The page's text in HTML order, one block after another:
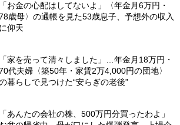
「お金の心配はしてないよ」〈年金月6万円・
歳母〉の通帳を見た53歳息子、予想外の収入
に仰天
「家を売って清々しました」…年金月18万円・
代夫婦〈築50年・家賃2万4,000円の団地〉
暮らしで見つけた“安らぎの老後”
「あんたの会社の株、500万円分買ったわよ」